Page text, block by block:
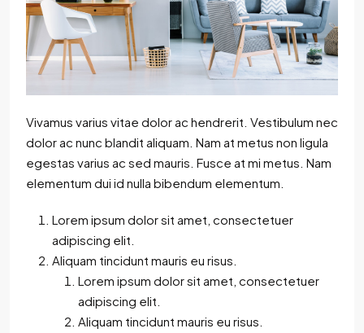
Vivamus varius vitae dolor ac hendrerit. Vestibulum nec
dolor ac nunc blandit aliquam. Nam at metus non ligula
egestas varius ac sed mauris. Fusce at mi metus. Nam
elementum dui id nulla bibendum elementum.
Lorem ipsum dolor sit amet, consectetuer
adipiscing elit.
Aliquam tincidunt mauris eu risus.
Lorem ipsum dolor sit amet, consectetuer
adipiscing elit.
Aliquam tincidunt mauris eu risus.